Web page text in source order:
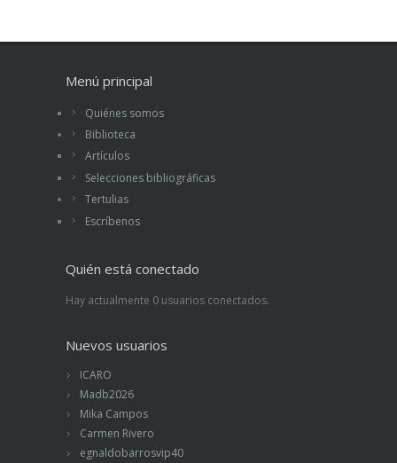
Menú principal
Quiénes somos
Biblioteca
Artículos
Selecciones bibliográficas
Tertulias
Escríbenos
Quién está conectado
Hay actualmente 0 usuarios conectados.
Nuevos usuarios
ICARO
Madb2026
Mika Campos
Carmen Rivero
egnaldobarrosvip40